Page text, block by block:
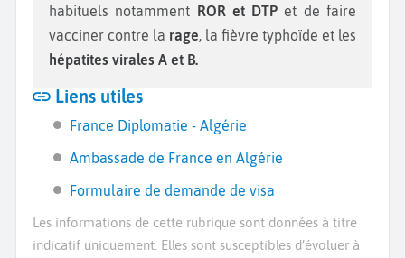
habituels notamment ROR et DTP et de faire
vacciner contre la rage , la fièvre typhoïde et les
hépatites virales A et B.
Liens utiles
France Diplomatie - Algérie
Ambassade de France en Algérie
Formulaire de demande de visa
Les informations de cette rubrique sont données à titre
indicatif uniquement. Elles sont susceptibles d’évoluer à